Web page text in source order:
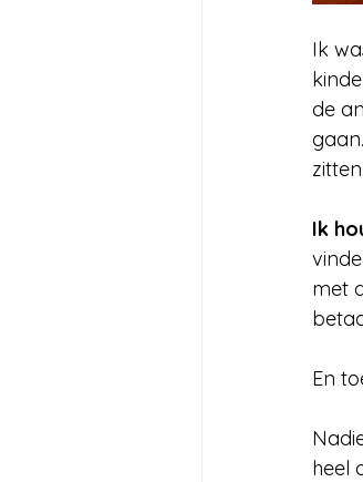
Ik
de
zitten.
Ik
met
En
heel